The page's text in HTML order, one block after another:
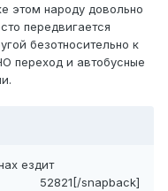
этом народу довольно
передвигается
безотносительно к
переход и автобусные
ездит
52821[/snapback]